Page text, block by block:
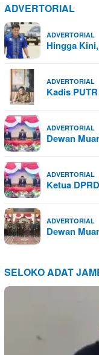
ADVERTORIAL
ADVERTORIAL
Hingga
ADVERTORIAL
Kadis
ADVERTORIAL
Dewan
ADVERTORIAL
Ketua
ADVERTORIAL
Dewan
SELOKO ADAT